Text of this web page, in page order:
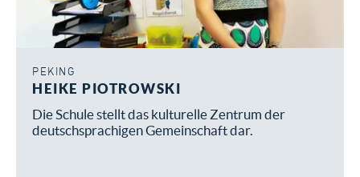
PEKING
HEIKE PIOTROWSKI
Die Schule stellt das kulturelle Zentrum der
deutschsprachigen Gemeinschaft dar.